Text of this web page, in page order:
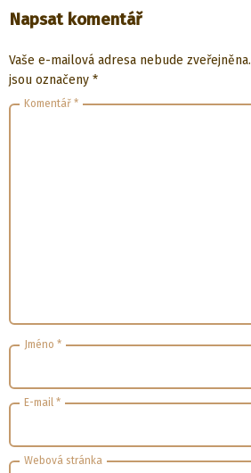
Napsat komentář
Vaše e-mailová adresa nebude zveřejněna.
jsou označeny *
Komentář *
Jméno *
E-mail *
Webová stránka